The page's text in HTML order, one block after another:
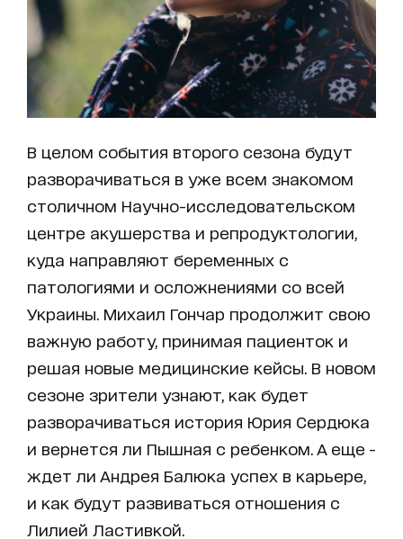
В целом события второго сезона будут
разворачиваться в уже всем знакомом
столичном Научно-исследовательском
центре акушерства и репродуктологии,
куда направляют беременных с
патологиями и осложнениями со всей
Украины. Михаил Гончар продолжит свою
важную работу, принимая пациенток и
решая новые медицинские кейсы. В новом
сезоне зрители узнают, как будет
разворачиваться история Юрия Сердюка
и вернется ли Пышная с ребенком. А еще -
ждет ли Андрея Балюка успех в карьере,
и как будут развиваться отношения с
Лилией Ластивкой.